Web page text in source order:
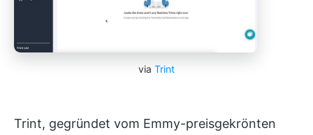
via Trint
Trint, gegründet vom Emmy-preisgekrönten